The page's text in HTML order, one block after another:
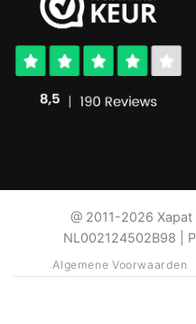
@ 2011-2026
NL002124502B98 |
Algemene Voorwaarden